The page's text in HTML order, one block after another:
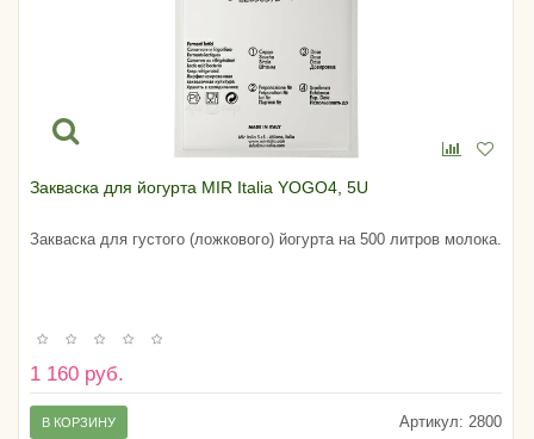
Закваска для йогурта MIR Italia YOGO4, 5U
Закваска для густого (ложкового) йогурта на 500 литров молока.
1 160 руб.
Артикул: 2800
В КОРЗИНУ